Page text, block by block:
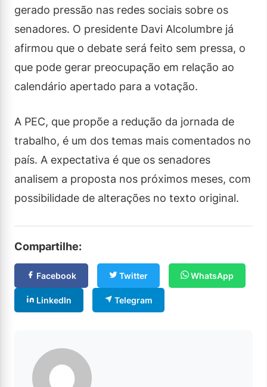
gerado pressão nas redes sociais sobre os
senadores. O presidente Davi Alcolumbre já
afirmou que o debate será feito sem pressa, o
que pode gerar preocupação em relação ao
calendário apertado para a votação.
A PEC, que propõe a redução da jornada de
trabalho, é um dos temas mais comentados no
país. A expectativa é que os senadores
analisem a proposta nos próximos meses, com
possibilidade de alterações no texto original.
Compartilhe:
Facebook Twitter WhatsApp
LinkedIn Telegram